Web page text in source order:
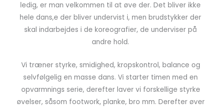
ledig, er man velkommen til at øve der. Det bliver ikke
hele dans,e der bliver undervist i, men brudstykker der
skal indarbejdes i de koreografier, de underviser på
andre hold.
Vi træner styrke, smidighed, kropskontrol, balance og
selvfølgelig en masse dans. Vi starter timen med en
opvarmnings serie, derefter laver vi forskellige styrke
øvelser, såsom footwork, planke, bro mm. Derefter øver